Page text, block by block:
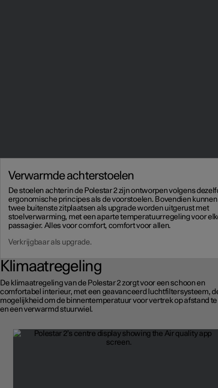
Verwarmde achterstoelen
De stoelen achterin de Polestar 2 zijn ontworpen volgens
ergonomische principes als de voorstoelen. Bovendien kunnen
twee buitenste zitplaatsen als upgrade worden uitgerust met
stoelverwarming, met een aparte temperatuurregeling voor
passagier. Alles voor comfort, comfort voor allen.
Verkrijgbaar als upgrade.
Klimaatregeling
De klimaatregeling van de Polestar 2 zorgt voor een schoon en
comfortabel interieur, met een geavanceerd luchtfiltersysteem,
mogelijkheid om de binnentemperatuur voor vertrek op afstand
en een verwarmd stuurwiel.